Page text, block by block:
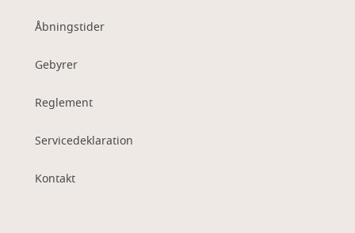
Åbningstider
Gebyrer
Reglement
Servicedeklaration
Kontakt